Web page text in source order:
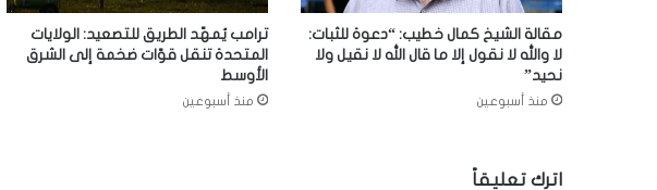
مقالة الشيخ كمال خطيب: “دعوة للثبات:
لا والله لا نقول إلا ما قال الله لا نقيل ولا
نحيد”
منذ أسبوعين
ترامب يُمهّد الطريق للتصعيد: الولايات
المتحدة تنقل قوّات ضخمة إلى الشرق
الأوسط
منذ أسبوعين
اترك تعليقاً